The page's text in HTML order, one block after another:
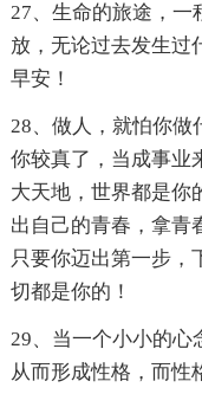
27、生命的旅途，一
放，无论过去发生过
早安！
28、做人，就怕你做
你较真了，当成事业
大天地，世界都是你
出自己的青春，拿青
只要你迈出第一步，
切都是你的！
29、当一个小小的心
从而形成性格，而性